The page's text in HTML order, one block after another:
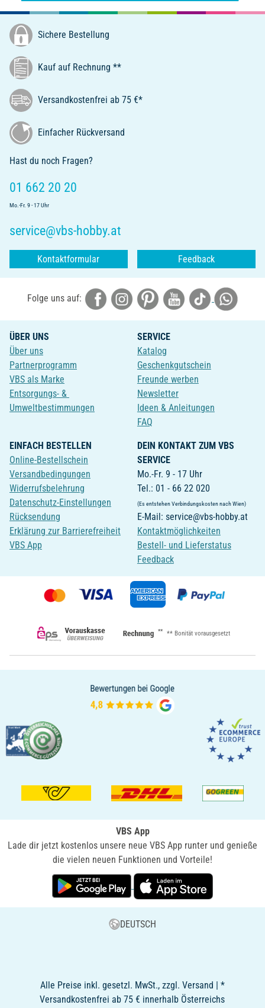
Sichere Bestellung
Kauf auf Rechnung **
Versandkostenfrei ab 75 €*
Einfacher Rückversand
Hast du noch Fragen?
01 662 20 20
Mo.-Fr. 9 - 17 Uhr
service@vbs-hobby.at
Kontaktformular Feedback
Folge uns auf:
ÜBER UNS
Über uns
Partnerprogramm
VBS als Marke
Entsorgungs- &
Umweltbestimmungen
SERVICE
Katalog
Geschenkgutschein
Freunde werben
Newsletter
Ideen & Anleitungen
FAQ
EINFACH BESTELLEN
Online-Bestellschein
Versandbedingungen
Widerrufsbelehrung
Datenschutz-Einstellungen
Rücksendung
Erklärung zur Barrierefreiheit
VBS App
DEIN KONTAKT ZUM VBS
SERVICE
Mo.-Fr. 9 - 17 Uhr
Tel.: 01 - 66 22 020
(Es entstehen Verbindungskosten nach Wien)
E-Mail: service@vbs-hobby.at
Kontaktmöglichkeiten
Bestell- und Lieferstatus
Feedback
** ** Bonität vorausgesetzt
VBS App
Lade dir jetzt kostenlos unsere neue VBS App runter und genieße
die vielen neuen Funktionen und Vorteile!
DEUTSCH
Alle Preise inkl. gesetzl. MwSt., zzgl. Versand | *
Versandkostenfrei ab 75 € innerhalb Österreichs